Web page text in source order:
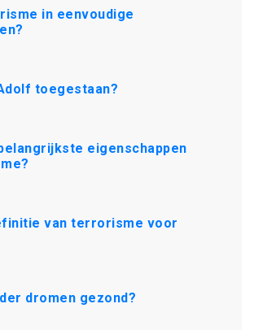
in eenvoudige
toegestaan?
eigenschappen
van terrorisme voor
dromen gezond?